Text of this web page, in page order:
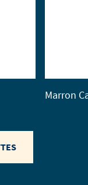
Marron